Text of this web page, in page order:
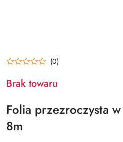
(0)
Brak towaru
Folia przezroczysta
8m